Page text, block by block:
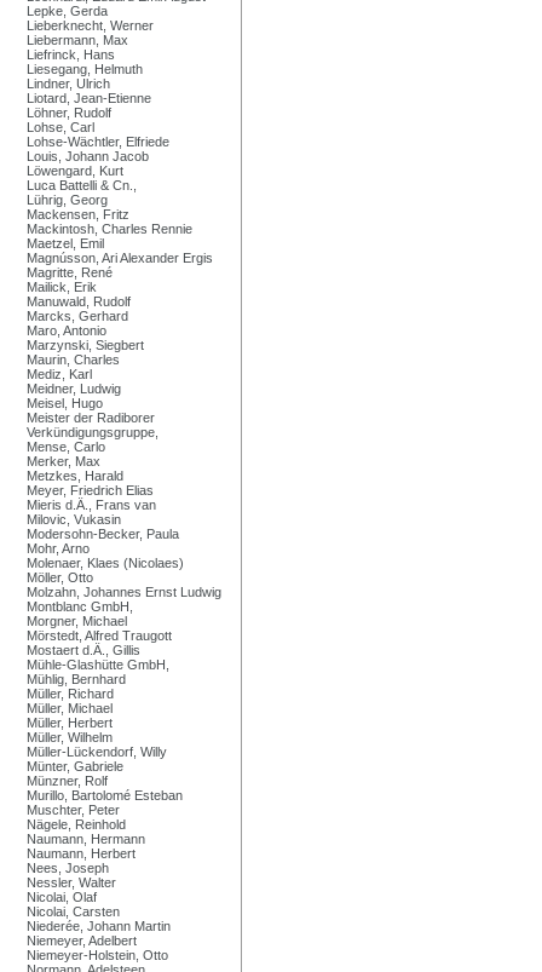
Lepke, Gerda
Lieberknecht, Werner
Liebermann, Max
Liefrinck, Hans
Liesegang, Helmuth
Lindner, Ulrich
Liotard, Jean-Etienne
Löhner, Rudolf
Lohse, Carl
Lohse-Wächtler, Elfriede
Louis, Johann Jacob
Löwengard, Kurt
Luca Battelli & Cn.,
Lührig, Georg
Mackensen, Fritz
Mackintosh, Charles Rennie
Maetzel, Emil
Magnússon, Ari Alexander Ergis
Magritte, René
Mailick, Erik
Manuwald, Rudolf
Marcks, Gerhard
Maro, Antonio
Marzynski, Siegbert
Maurin, Charles
Mediz, Karl
Meidner, Ludwig
Meisel, Hugo
Meister der Radiborer
Verkündigungsgruppe,
Mense, Carlo
Merker, Max
Metzkes, Harald
Meyer, Friedrich Elias
Mieris d.Ä., Frans van
Milovic, Vukasin
Modersohn-Becker, Paula
Mohr, Arno
Molenaer, Klaes (Nicolaes)
Möller, Otto
Molzahn, Johannes Ernst Ludwig
Montblanc GmbH,
Morgner, Michael
Mörstedt, Alfred Traugott
Mostaert d.Ä., Gillis
Mühle-Glashütte GmbH,
Mühlig, Bernhard
Müller, Richard
Müller, Michael
Müller, Herbert
Müller, Wilhelm
Müller-Lückendorf, Willy
Münter, Gabriele
Münzner, Rolf
Murillo, Bartolomé Esteban
Muschter, Peter
Nägele, Reinhold
Naumann, Hermann
Naumann, Herbert
Nees, Joseph
Nessler, Walter
Nicolai, Olaf
Nicolai, Carsten
Niederée, Johann Martin
Niemeyer, Adelbert
Niemeyer-Holstein, Otto